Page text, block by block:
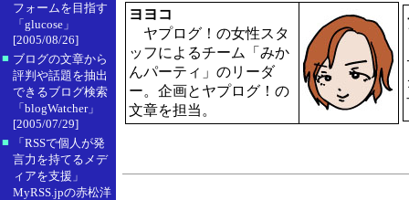
フォームを目指す
「glucose」
[2005/08/26]
■ ブログの文章から
評判や話題を抽出
できるブログ検索
「blogWatcher」
[2005/07/29]
■
「RSSで個人が発
言力を持てるメデ
ィアを支援」
MyRSS.jpの赤松洋
ヨヨコ
ヤプログ！の女性スタ
ッフによるチーム「みか
んパーティ」のリーダ
ー。企画とヤプログ！の
文章を担当。